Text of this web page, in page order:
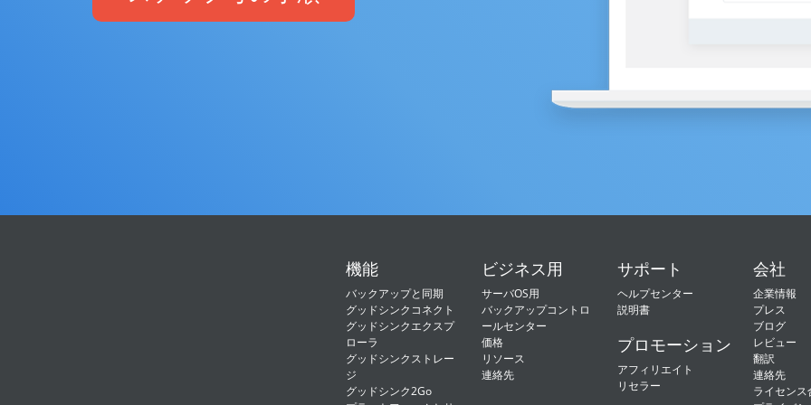
機能
バックアップと同期
グッドシンクコネクト
グッドシンクエクスプ
ローラ
グッドシンクストレー
ジ
グッドシンク2Go
ビジネス用
サーバOS用
バックアップコントロ
ールセンター
価格
リソース
連絡先
サポート
ヘルプセンター
説明書
プロモーション
アフィリエイト
リセラー
会社
企業情報
プレス
ブログ
レビュー
翻訳
連絡先
ライセンス